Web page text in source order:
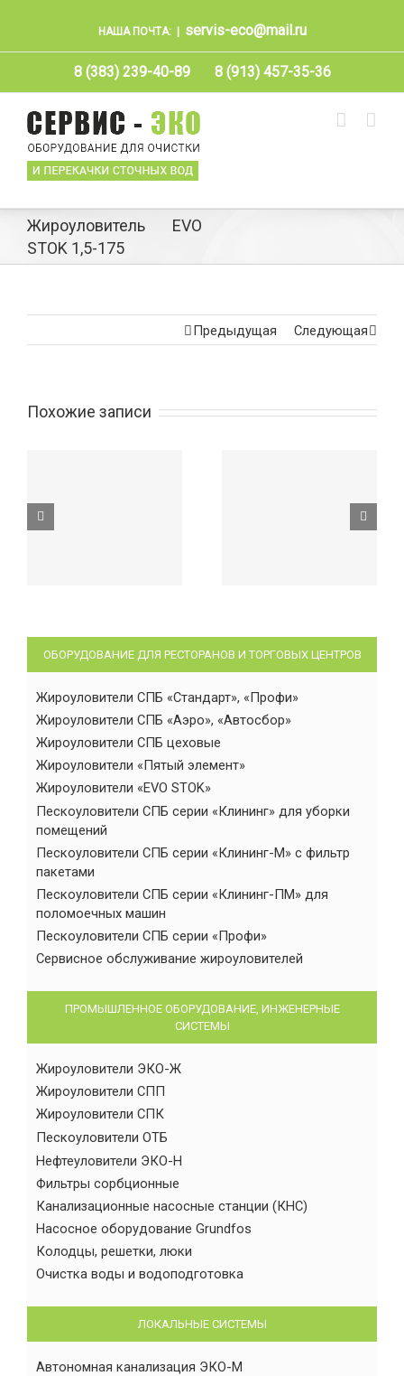
НАША ПОЧТА: servis-eco@mail.ru
8 (383) 239-40-89 8 (913) 457-35-36
Жироуловитель EVO
STOK 1,5-175
Предыдущая Следующая
Похожие записи
ОБОРУДОВАНИЕ ДЛЯ РЕСТОРАНОВ И ТОРГОВЫХ ЦЕНТРОВ
Жироуловители СПБ «Стандарт», «Профи»
Жироуловители СПБ «Аэро», «Автосбор»
Жироуловители СПБ цеховые
Жироуловители «Пятый элемент»
Жироуловители «EVO STOK»
Пескоуловители СПБ серии «Клининг» для уборки
помещений
Пескоуловители СПБ серии «Клининг-М» с фильтр
пакетами
Пескоуловители СПБ серии «Клининг-ПМ» для
поломоечных машин
Пескоуловители СПБ серии «Профи»
Сервисное обслуживание жироуловителей
ПРОМЫШЛЕННОЕ ОБОРУДОВАНИЕ, ИНЖЕНЕРНЫЕ
СИСТЕМЫ
Жироуловители ЭКО-Ж
Жироуловители СПП
Жироуловители СПК
Пескоуловители ОТБ
Нефтеуловители ЭКО-Н
Фильтры сорбционные
Канализационные насосные станции (КНС)
Насосное оборудование Grundfos
Колодцы, решетки, люки
Очистка воды и водоподготовка
ЛОКАЛЬНЫЕ СИСТЕМЫ
Автономная канализация ЭКО-М